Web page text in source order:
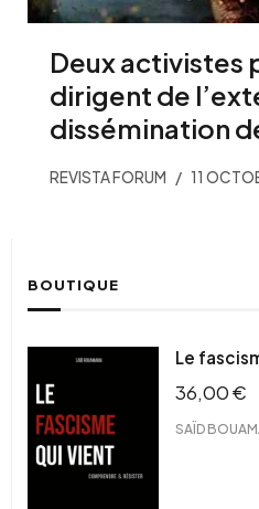
Deux
dirigent de
dissémination
REVISTA FORUM 11
BOUTIQUE
Le
36,00€
SAÏD